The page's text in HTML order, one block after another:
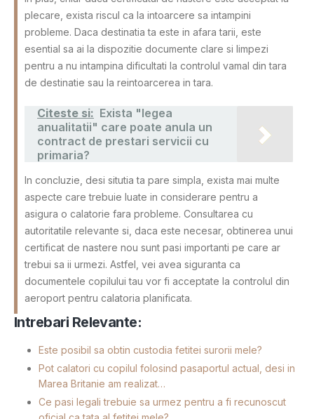
plecare, exista riscul ca la intoarcere sa intampini
probleme. Daca destinatia ta este in afara tarii, este
esential sa ai la dispozitie documente clare si limpezi
pentru a nu intampina dificultati la controlul vamal din tara
de destinatie sau la reintoarcerea in tara.
Citeste si: Exista "legea
anualitatii" care poate anula un
contract de prestari servicii cu
primaria?
In concluzie, desi situtia ta pare simpla, exista mai multe
aspecte care trebuie luate in considerare pentru a
asigura o calatorie fara probleme. Consultarea cu
autoritatile relevante si, daca este necesar, obtinerea unui
certificat de nastere nou sunt pasi importanti pe care ar
trebui sa ii urmezi. Astfel, vei avea siguranta ca
documentele copilului tau vor fi acceptate la controlul din
aeroport pentru calatoria planificata.
Intrebari Relevante:
Este posibil sa obtin custodia fetitei surorii mele?
Pot calatori cu copilul folosind pasaportul actual, desi in
Marea Britanie am realizat…
Ce pasi legali trebuie sa urmez pentru a fi recunoscut